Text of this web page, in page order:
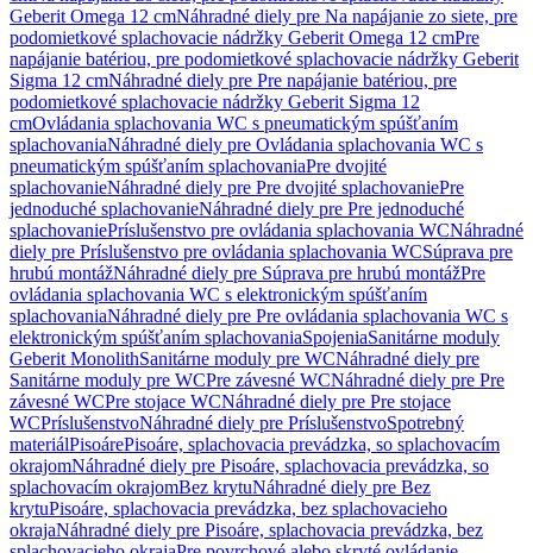
Geberit Omega 12 cmNáhradné diely pre Na napájanie zo siete, pre
podomietkové splachovacie nádržky Geberit Omega 12 cmPre
napájanie batériou, pre podomietkové splachovacie nádržky Geberit
Sigma 12 cmNáhradné diely pre Pre napájanie batériou, pre
podomietkové splachovacie nádržky Geberit Sigma 12
cmOvládania splachovania WC s pneumatickým spúšťaním
splachovaniaNáhradné diely pre Ovládania splachovania WC s
pneumatickým spúšťaním splachovaniaPre dvojité
splachovanieNáhradné diely pre Pre dvojité splachovaniePre
jednoduché splachovanieNáhradné diely pre Pre jednoduché
splachovaniePríslušenstvo pre ovládania splachovania WCNáhradné
diely pre Príslušenstvo pre ovládania splachovania WCSúprava pre
hrubú montážNáhradné diely pre Súprava pre hrubú montážPre
ovládania splachovania WC s elektronickým spúšťaním
splachovaniaNáhradné diely pre Pre ovládania splachovania WC s
elektronickým spúšťaním splachovaniaSpojeniaSanitárne moduly
Geberit MonolithSanitárne moduly pre WCNáhradné diely pre
Sanitárne moduly pre WCPre závesné WCNáhradné diely pre Pre
závesné WCPre stojace WCNáhradné diely pre Pre stojace
WCPríslušenstvoNáhradné diely pre PríslušenstvoSpotrebný
materiálPisoárePisoáre, splachovacia prevádzka, so splachovacím
okrajomNáhradné diely pre Pisoáre, splachovacia prevádzka, so
splachovacím okrajomBez krytuNáhradné diely pre Bez
krytuPisoáre, splachovacia prevádzka, bez splachovacieho
okrajaNáhradné diely pre Pisoáre, splachovacia prevádzka, bez